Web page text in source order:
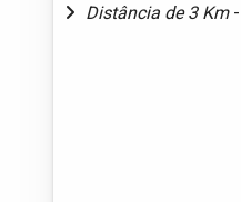
Distância de 3 Km -